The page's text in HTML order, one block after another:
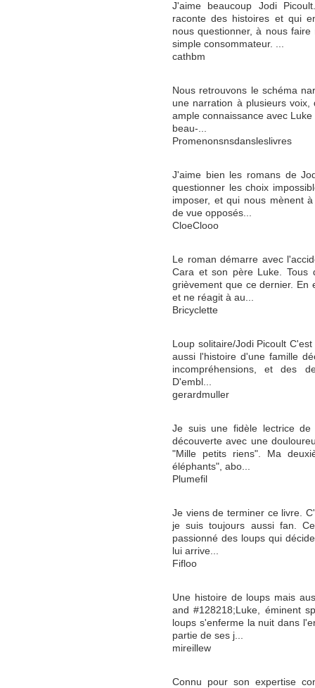
J'aime beaucoup Jodi
raconte des histoires et qui
nous questionner, à nous
simple consommateur. ...
cathbm
Nous retrouvons le schéma
une narration à plusieurs
ample connaissance avec
beau-...
Promenonsnsdansleslivres
J'aime bien les romans de
questionner les choix
imposer, et qui nous mènent
de vue opposés...
CloeClooo
Le roman démarre avec
Cara et son père Luke. Tous
grièvement que ce dernier. En
et ne réagit à au...
Bricyclette
Loup solitaire/Jodi Picoult
aussi l'histoire d'une famille
incompréhensions, et des
D'embl...
gerardmuller
Je suis une fidèle lectrice
découverte avec une
"Mille petits riens". Ma
éléphants", abo...
Plumefil
Je viens de terminer ce livre.
je suis toujours aussi fan.
passionné des loups qui
lui arrive...
Fifloo
Une histoire de loups mais
and #128218;Luke, éminent
loups s'enferme la nuit dans
partie de ses j...
mireillew
Connu pour son expertise